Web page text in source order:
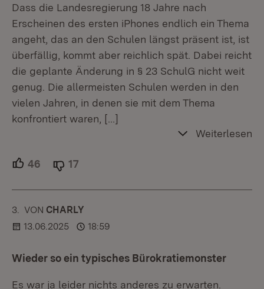
Dass die Landesregierung 18 Jahre nach
Erscheinen des ersten iPhones endlich ein Thema
angeht, das an den Schulen längst präsent ist, ist
überfällig, kommt aber reichlich spät. Dabei reicht
die geplante Änderung in § 23 SchulG nicht weit
genug. Die allermeisten Schulen werden in den
vielen Jahren, in denen sie mit dem Thema
konfrontiert waren,
[…]
Weiterlesen
46 Unterstützer.
17
3. KOMMENTAR
VON :CHARLY
13.06.2025
18:59
Wieder so ein typisches Bürokratiemonster
Es war ja leider nichts anderes zu erwarten.